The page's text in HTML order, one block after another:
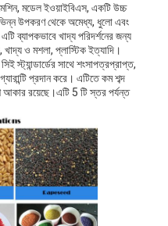
মেশিন, মডেল ইওয়াইবিএস, একটি উচ্চ
উপকরণ থেকে অমেধ্য, ধুলো এবং
ব্যাপকভাবে খাদ্য পরিদর্শনের জন্য
খাদ্য ও মশলা, প্লাস্টিক ইত্যাদি।
স্ট্যান্ডার্ডের সাথে শংসাপত্রপ্রাপ্ত,
প্রদান করে। এটিতে কম শব্দ
রয়েছে।এটি 5 টি স্তর পর্যন্ত